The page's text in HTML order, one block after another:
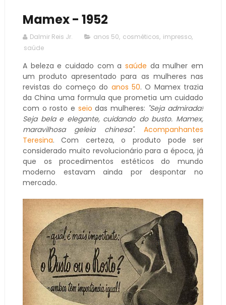
Mamex - 1952
Dalmir Reis Jr. anos 50, cosméticos, impresso,
saúde
A beleza e cuidado com asaúde da mulher em
um produto apresentado para as mulheres nas
revistas do começo do anos 50. O Mamex trazia
da China uma formula que prometia um cuidado
com o rosto e seio das mulheres: "Seja admirada!
Seja bela e elegante, cuidando do busto. Mamex,
maravilhosa geleia chinesa".Acompanhantes
Teresina. Com certeza, o produto pode ser
considerado muito revolucionário para a época, já
que os procedimentos estéticos do mundo
moderno estavam ainda por despontar no
mercado.